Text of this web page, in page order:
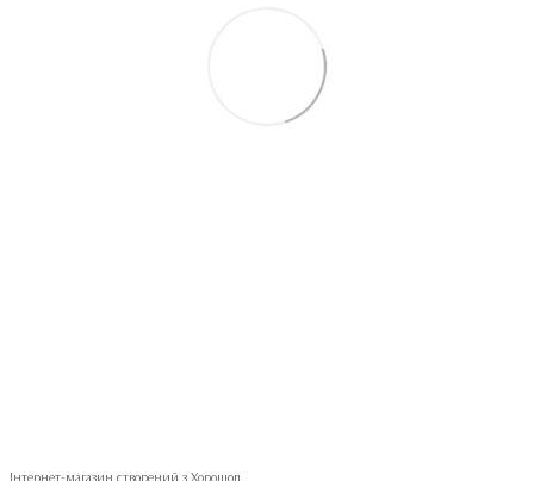
Інтернет-магазин створений з Хорошоп